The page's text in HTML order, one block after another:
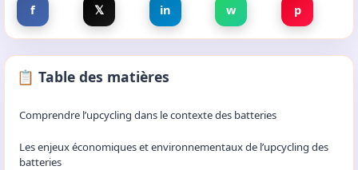
f 𝕏 in w p
📋 Table des matières
Comprendre l’upcycling dans le contexte des batteries
Les enjeux économiques et environnementaux de l’upcycling des
batteries